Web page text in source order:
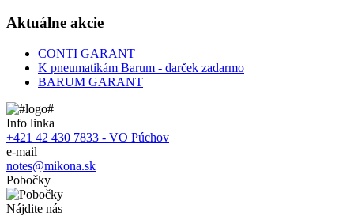
Aktuálne akcie
CONTI GARANT
K pneumatikám Barum - darček zadarmo
BARUM GARANT
Info linka
+421 42 430 7833 - VO Púchov
e-mail
notes@mikona.sk
Pobočky
Nájdite nás